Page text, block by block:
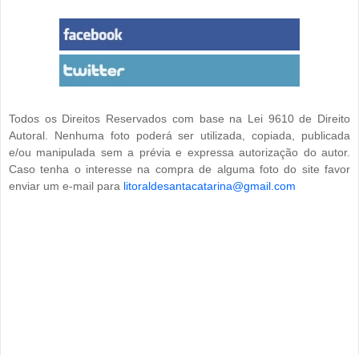
Todos os Direitos Reservados com base na Lei 9610 de Direito
Autoral. Nenhuma foto poderá ser utilizada, copiada, publicada
e/ou manipulada sem a prévia e expressa autorização do autor.
Caso tenha o interesse na compra de alguma foto do site favor
enviar um e-mail para litoraldesantacatarina@gmail.com